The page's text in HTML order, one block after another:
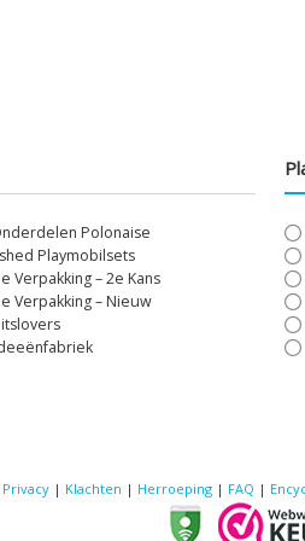
Polonaise
Playmobilsets
Verpakking – 2e Kans
Verpakking – Nieuw
Privacy | Klachten | Herroeping | FAQ |